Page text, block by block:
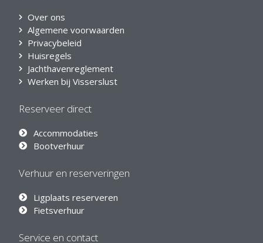
Over ons
Algemene voorwaarden
Privacybeleid
Huisregels
Jachthavenreglement
Werken bij Visserslust
Reserveer direct
Accommodaties
Bootverhuur
Verhuur en reserveringen
Ligplaats reserveren
Fietsverhuur
Service en contact